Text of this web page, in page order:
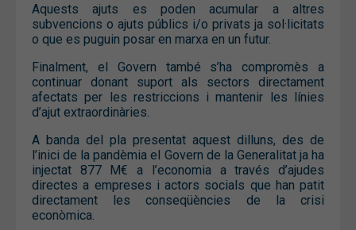
Aquests ajuts es poden acumular a altres
subvencions o ajuts públics i/o privats ja sol·licitats
o que es puguin posar en marxa en un futur.
Finalment, el Govern també s’ha compromès a
continuar donant suport als sectors directament
afectats per les restriccions i mantenir les línies
d’ajut extraordinàries.
A banda del pla presentat aquest dilluns, des de
l’inici de la pandèmia el Govern de la Generalitat ja ha
injectat 877 M€ a l’economia a través d’ajudes
directes a empreses i actors socials que han patit
directament les conseqüències de la crisi
econòmica.